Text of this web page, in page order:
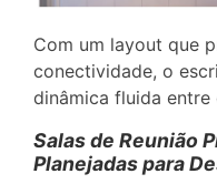
Com um layout que
conectividade, o
dinâmica fluida entre
Salas de Reunião
Planejadas para